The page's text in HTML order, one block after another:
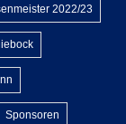
2022/23
Sponsoren